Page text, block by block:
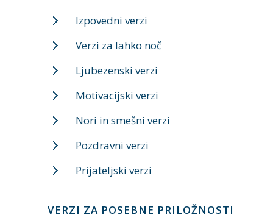
Izpovedni verzi
Verzi za lahko noč
Ljubezenski verzi
Motivacijski verzi
Nori in smešni verzi
Pozdravni verzi
Prijateljski verzi
VERZI ZA POSEBNE PRILOŽNOSTI